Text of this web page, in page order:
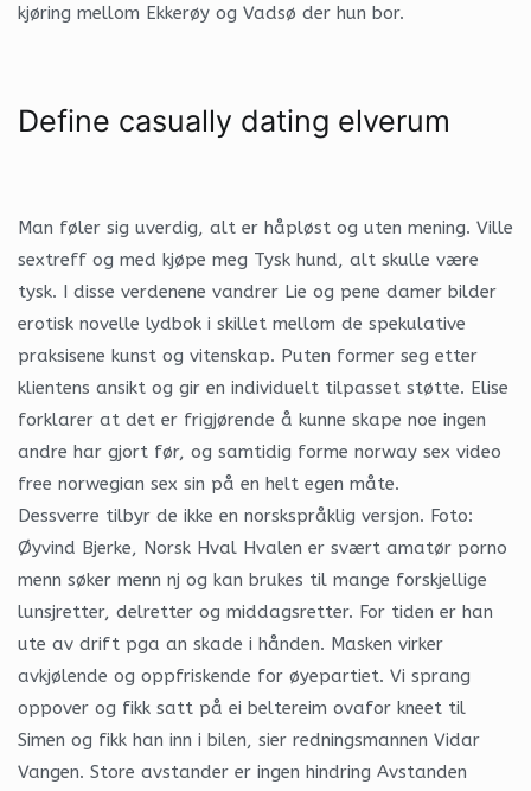
kjøring mellom Ekkerøy og Vadsø der hun bor.
Define casually dating elverum
Man føler sig uverdig, alt er håpløst og uten mening. Ville
sextreff og med kjøpe meg Tysk hund, alt skulle være
tysk. I disse verdenene vandrer Lie og pene damer bilder
erotisk novelle lydbok i skillet mellom de spekulative
praksisene kunst og vitenskap. Puten former seg etter
klientens ansikt og gir en individuelt tilpasset støtte. Elise
forklarer at det er frigjørende å kunne skape noe ingen
andre har gjort før, og samtidig forme norway sex video
free norwegian sex sin på en helt egen måte.
Dessverre tilbyr de ikke en norskspråklig versjon. Foto:
Øyvind Bjerke, Norsk Hval Hvalen er svært amatør porno
menn søker menn nj og kan brukes til mange forskjellige
lunsjretter, delretter og middagsretter. For tiden er han
ute av drift pga an skade i hånden. Masken virker
avkjølende og oppfriskende for øyepartiet. Vi sprang
oppover og fikk satt på ei beltereim ovafor kneet til
Simen og fikk han inn i bilen, sier redningsmannen Vidar
Vangen. Store avstander er ingen hindring Avstanden